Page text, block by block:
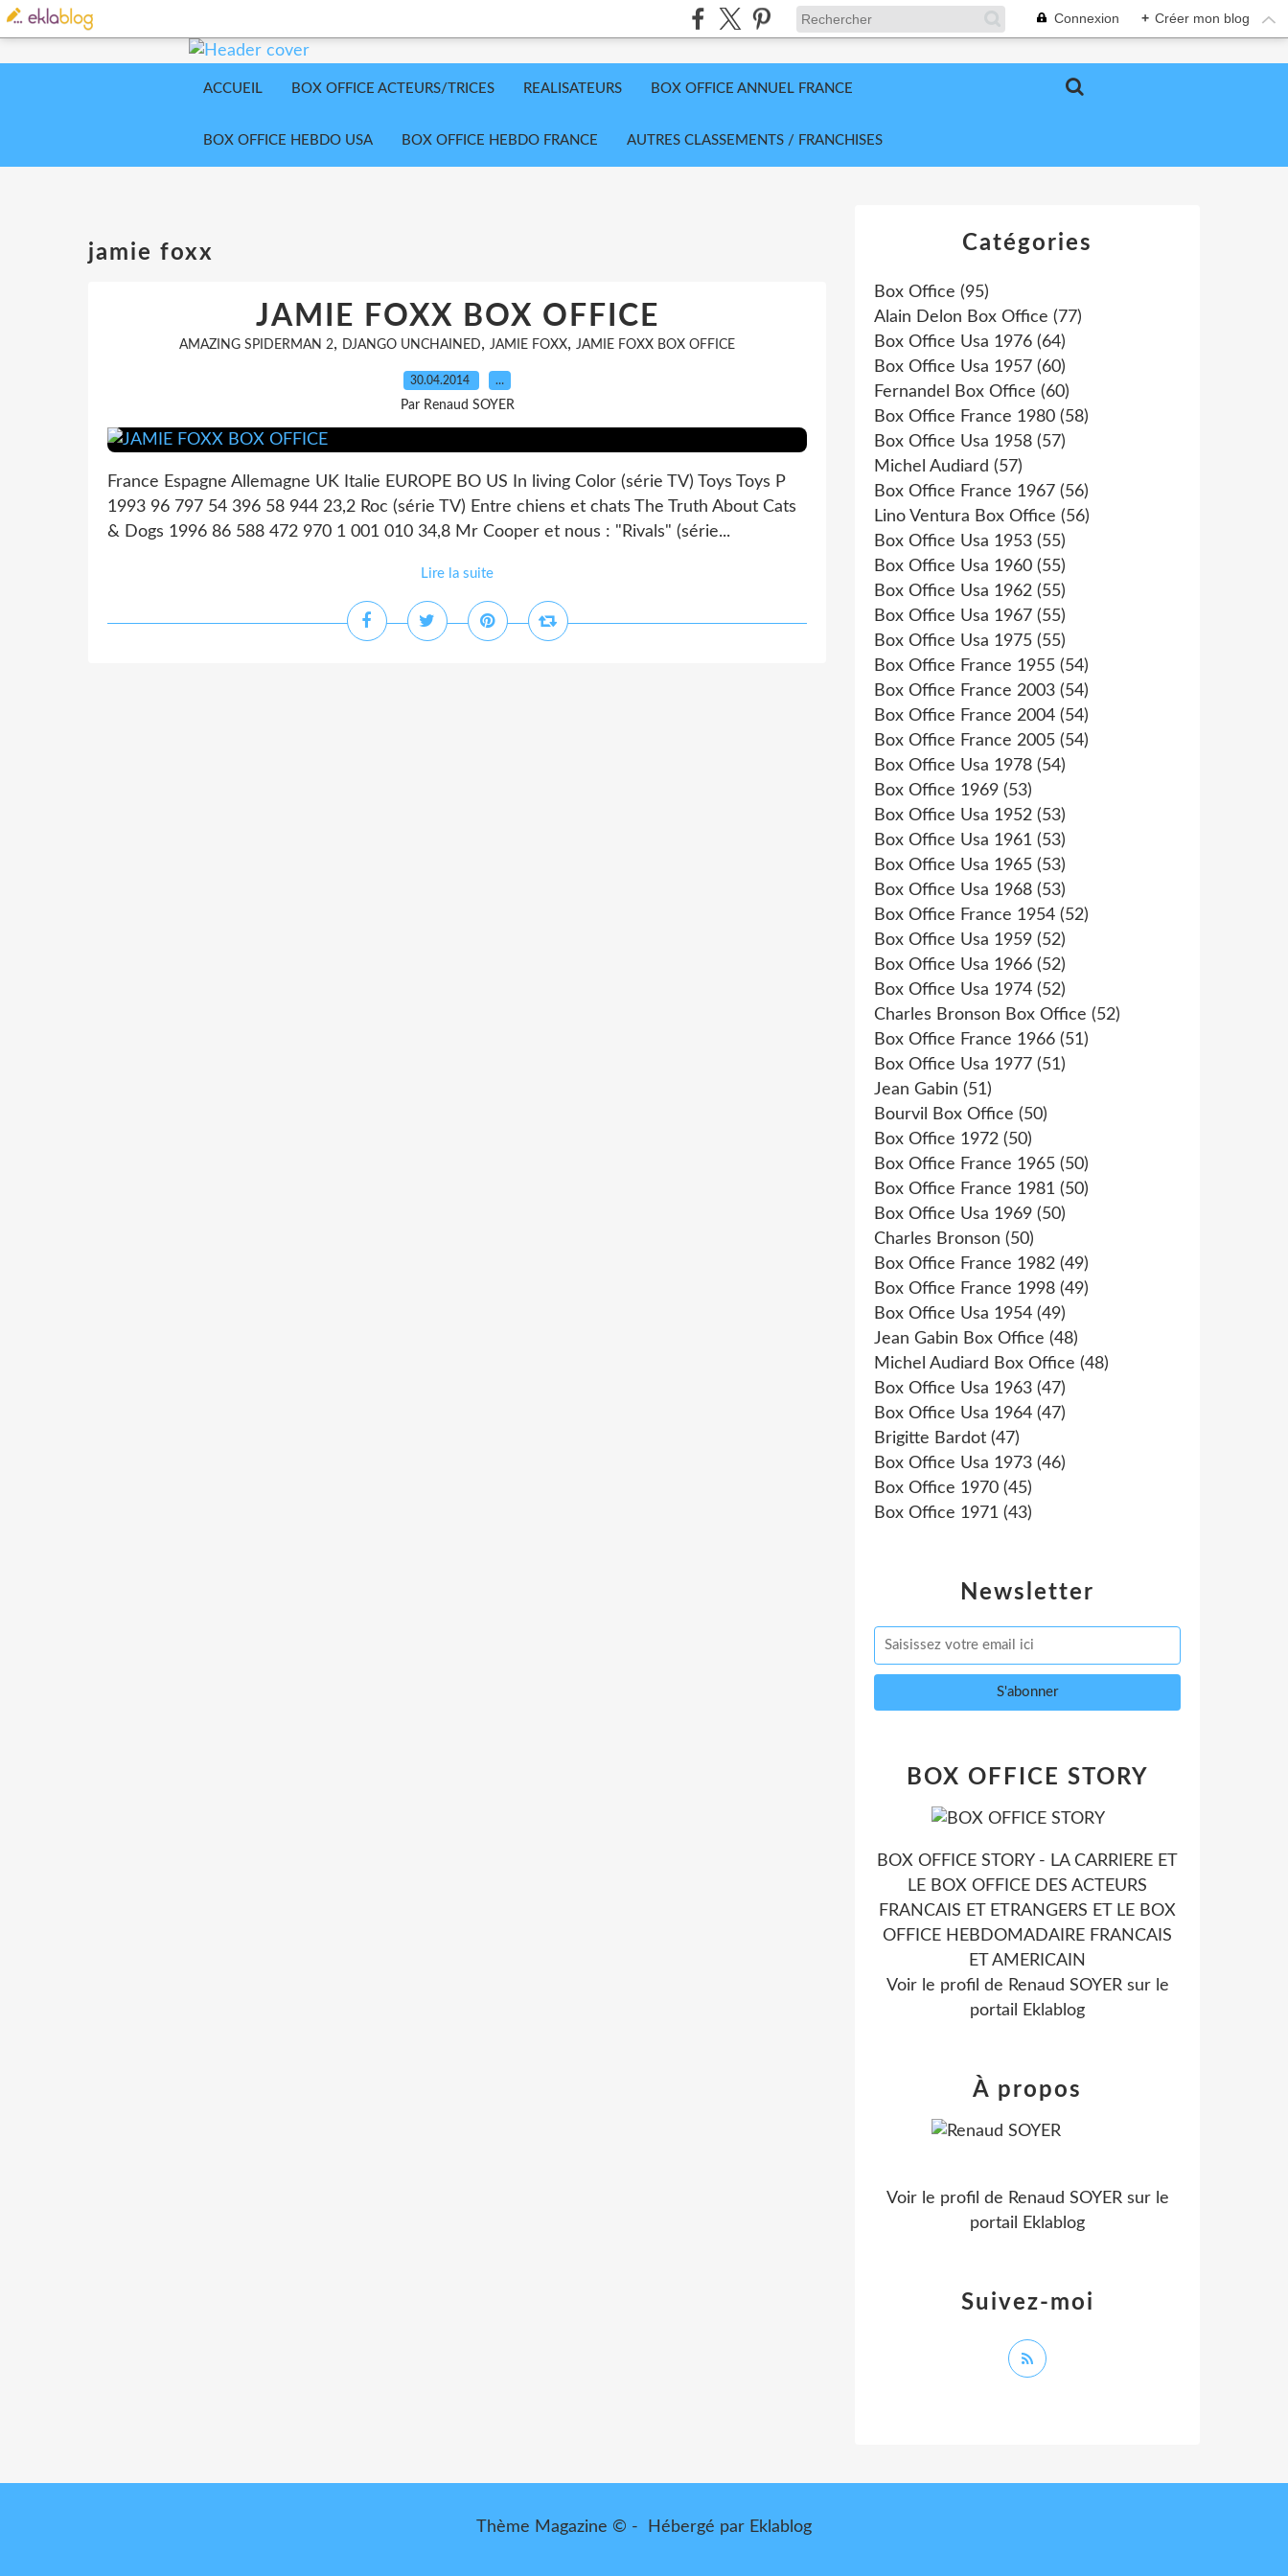
Connexion + Créer mon blog
ACCUEIL BOX OFFICE ACTEURS/TRICES REALISATEURS BOX OFFICE ANNUEL FRANCE
BOX OFFICE HEBDO USA BOX OFFICE HEBDO FRANCE AUTRES CLASSEMENTS / FRANCHISES
jamie foxx
JAMIE FOXX BOX OFFICE
AMAZING SPIDERMAN 2, DJANGO UNCHAINED, JAMIE FOXX, JAMIE FOXX BOX OFFICE
30.04.2014 …
Par Renaud SOYER
France Espagne Allemagne UK Italie EUROPE BO US In living Color (série TV) Toys Toys P
1993 96 797 54 396 58 944 23,2 Roc (série TV) Entre chiens et chats The Truth About Cats
& Dogs 1996 86 588 472 970 1 001 010 34,8 Mr Cooper et nous : "Rivals" (série...
Lire la suite
Newsletter
Catégories
Box Office (95)
Alain Delon Box Office (77)
Box Office Usa 1976 (64)
Box Office Usa 1957 (60)
Fernandel Box Office (60)
Box Office France 1980 (58)
Box Office Usa 1958 (57)
Michel Audiard (57)
Box Office France 1967 (56)
Lino Ventura Box Office (56)
Box Office Usa 1953 (55)
Box Office Usa 1960 (55)
Box Office Usa 1962 (55)
Box Office Usa 1967 (55)
Box Office Usa 1975 (55)
Box Office France 1955 (54)
Box Office France 2003 (54)
Box Office France 2004 (54)
Box Office France 2005 (54)
Box Office Usa 1978 (54)
Box Office 1969 (53)
Box Office Usa 1952 (53)
Box Office Usa 1961 (53)
Box Office Usa 1965 (53)
Box Office Usa 1968 (53)
Box Office France 1954 (52)
Box Office Usa 1959 (52)
Box Office Usa 1966 (52)
Box Office Usa 1974 (52)
Charles Bronson Box Office (52)
Box Office France 1966 (51)
Box Office Usa 1977 (51)
Jean Gabin (51)
Bourvil Box Office (50)
Box Office 1972 (50)
Box Office France 1965 (50)
Box Office France 1981 (50)
Box Office Usa 1969 (50)
Charles Bronson (50)
Box Office France 1982 (49)
Box Office France 1998 (49)
Box Office Usa 1954 (49)
Jean Gabin Box Office (48)
Michel Audiard Box Office (48)
Box Office Usa 1963 (47)
Box Office Usa 1964 (47)
Brigitte Bardot (47)
Box Office Usa 1973 (46)
Box Office 1970 (45)
Box Office 1971 (43)
BOX OFFICE STORY
BOX OFFICE STORY - LA CARRIERE ET
LE BOX OFFICE DES ACTEURS
FRANCAIS ET ETRANGERS ET LE BOX
OFFICE HEBDOMADAIRE FRANCAIS
ET AMERICAIN
Voir le profil de Renaud SOYERsur le
portail Eklablog
Suivez-moi
À propos
Voir le profil de Renaud SOYERsur le
portail Eklablog
Thème Magazine © - Hébergé par Eklablog